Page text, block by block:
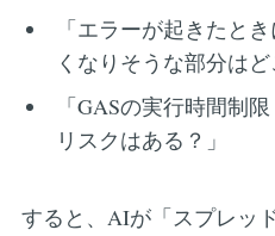
「エラーが起きたと
くなりそうな部分はど
「GASの実行時間制
リスクはある？」
すると、AIが「スプレッ